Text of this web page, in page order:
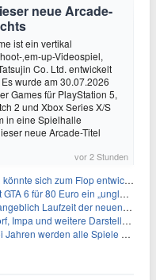
neue Arcade-
ist ein vertikal
‚em-up-Videospiel,
Co. Ltd. entwickelt
wurde am 30.07.2026
Games für PlayStation 5,
2 und Xbox Series X/S
in eine Spielhalle
neue Arcade-Titel
vor 2 Stunden
sich zum Flop entwickeln
Euro ein „unglaubliches Schnäppchen“
der neuen Gameplay-Präsentation
weitere Darsteller sollen feststehen
werden alle Spiele gestreamt